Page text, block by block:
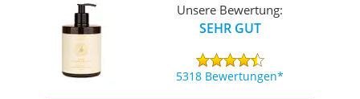
Unsere Bewertung:
SEHR GUT
5318 Bewertungen